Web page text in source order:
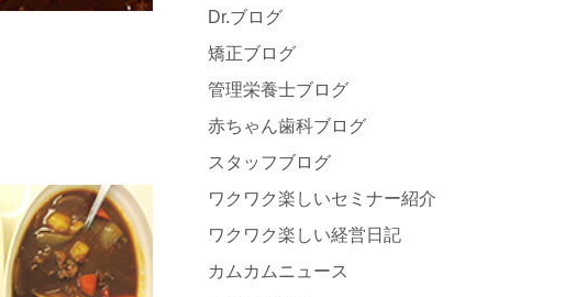
Dr.ブログ
矯正ブログ
管理栄養士ブログ
赤ちゃん歯科ブログ
スタッフブログ
ワクワク楽しいセミナー紹介
ワクワク楽しい経営日記
カムカムニュース